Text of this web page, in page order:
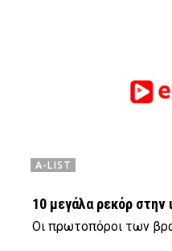
A-LIST
10 μεγάλα ρεκόρ στην
Οι πρωτοπόροι των